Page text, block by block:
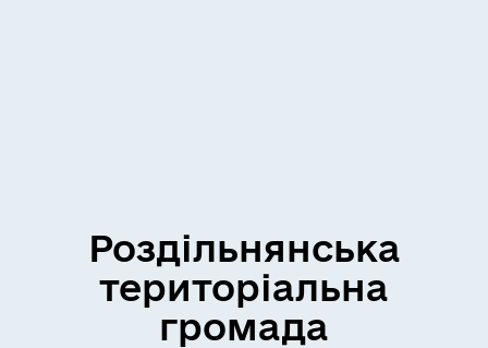
Роздільнянська
територіальна
громада